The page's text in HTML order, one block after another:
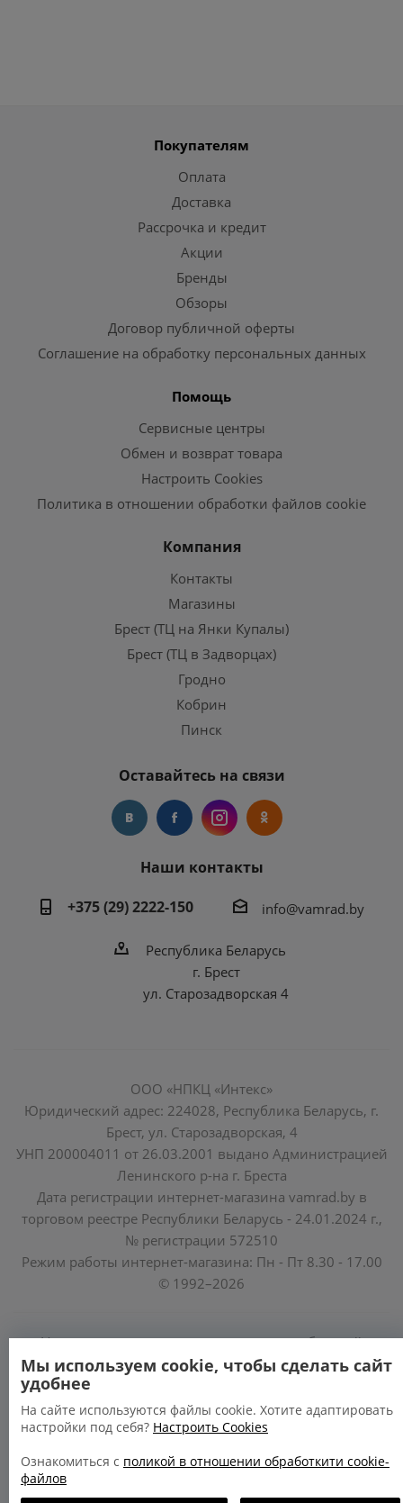
Покупателям
Оплата
Доставка
Рассрочка и кредит
Акции
Бренды
Обзоры
Договор публичной оферты
Соглашение на обработку персональных данных
Помощь
Сервисные центры
Обмен и возврат товара
Настроить Cookies
Политика в отношении обработки файлов cookie
Компания
Контакты
Магазины
Брест (ТЦ на Янки Купалы)
Брест (ТЦ в Задворцах)
Гродно
Кобрин
Пинск
Оставайтесь на связи
Наши контакты
+375 (29) 2222-150
info@vamrad.by
Республика Беларусь
г. Брест
ул. Старозадворская 4
ООО «НПКЦ «Интекс»
Юридический адрес: 224028, Республика Беларусь, г.
Брест, ул. Старозадворская, 4
УНП 200004011 от 26.03.2001 выдано Администрацией
Ленинского р-на г. Бреста
Дата регистрации интернет-магазина vamrad.by в
торговом реестре Республики Беларусь - 24.01.2024 г.,
№ регистрации 572510
Режим работы интернет-магазина: Пн - Пт 8.30 - 17.00
© 1992–2026
Уполномоченные по защите прав потребителей
облисполкомов, Минского горисполкома:
https://www.mart.gov.by/activity/zashchita-prav-
potrebiteley/
БРЕСТСКАЯ ОБЛАСТЬ тел. (80162) 26 97 69;
Мы используем cookie, чтобы сделать сайт
удобнее
На сайте используются файлы cookie. Хотите адаптировать
настройки под себя? Настроить Cookies
Ознакомиться с поликой в отношении обработкити cookie-
файлов